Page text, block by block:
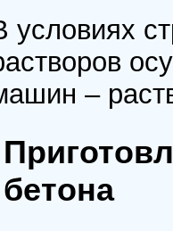
условиях
–
бетона